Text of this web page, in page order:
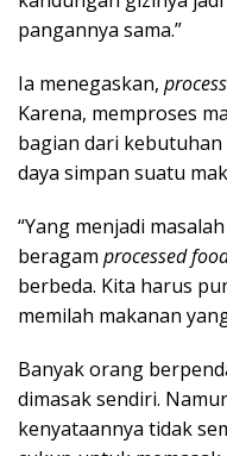
pangannya sama.”
Ia menegaskan,
Karena, memproses
bagian dari
daya simpan suatu
“Yang menjadi
beragam processed
berbeda. Kita harus
memilah makanan
Banyak orang
dimasak sendiri.
kenyataannya tidak